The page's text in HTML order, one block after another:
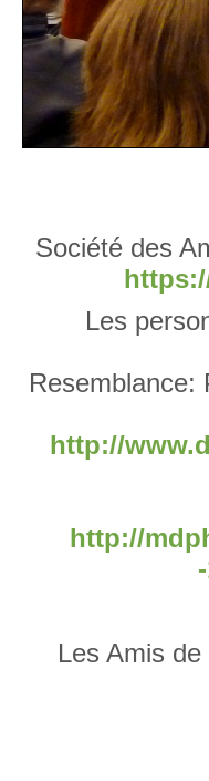
Société des
Les
Resemblance:
http://
http://
Les Amis